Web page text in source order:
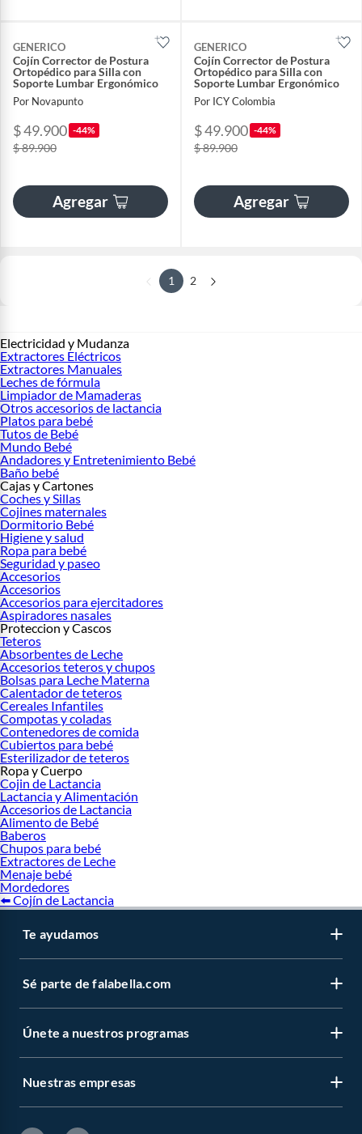
GENERICO
Cojín Corrector de Postura
Ortopédico para Silla con
Soporte Lumbar Ergonómico
Por Novapunto
$ 49.900 -44%
$ 89.900
Agregar
GENERICO
Cojín Corrector de Postura
Ortopédico para Silla con
Soporte Lumbar Ergonómico
Por ICY Colombia
$ 49.900 -44%
$ 89.900
Agregar
1 2
Electricidad y Mudanza
Extractores Eléctricos
Extractores Manuales
Leches de fórmula
Limpiador de Mamaderas
Otros accesorios de lactancia
Platos para bebé
Tutos de Bebé
Mundo Bebé
Andadores y Entretenimiento Bebé
Baño bebé
Cajas y Cartones
Coches y Sillas
Cojines maternales
Dormitorio Bebé
Higiene y salud
Ropa para bebé
Seguridad y paseo
Accesorios
Accesorios
Accesorios para ejercitadores
Aspiradores nasales
Proteccion y Cascos
Teteros
Absorbentes de Leche
Accesorios teteros y chupos
Bolsas para Leche Materna
Calentador de teteros
Cereales Infantiles
Compotas y coladas
Contenedores de comida
Cubiertos para bebé
Esterilizador de teteros
Ropa y Cuerpo
Cojin de Lactancia
Lactancia y Alimentación
Accesorios de Lactancia
Alimento de Bebé
Baberos
Chupos para bebé
Extractores de Leche
Menaje bebé
Mordedores
⬅️ Cojín de Lactancia
Te ayudamos
Sé parte de falabella.com
Únete a nuestros programas
Nuestras empresas